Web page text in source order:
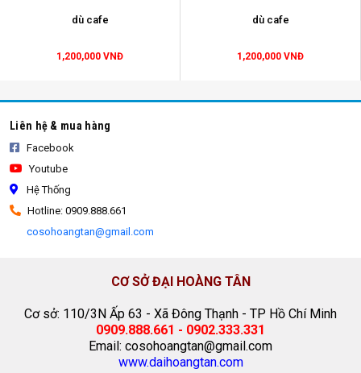
dù cafe
1,200,000 VNĐ
dù cafe
1,200,000 VNĐ
Liên hệ & mua hàng
Facebook
Youtube
Hệ Thống
Hotline: 0909.888.661
cosohoangtan@gmail.com
CƠ SỞ ĐẠI HOÀNG TÂN
Cơ sở: 110/3N Ấp 63 - Xã Đông Thạnh - TP Hồ Chí Minh
0909.888.661 - 0902.333.331
Email: cosohoangtan@gmail.com
www.daihoangtan.com